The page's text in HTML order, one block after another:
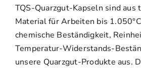
TQS-Quarzgut-Kapseln sind aus
Material für Arbeiten bis
chemische Beständigkeit,
Temperatur-Widerstands-
unsere Quarzgut-Produkte aus.